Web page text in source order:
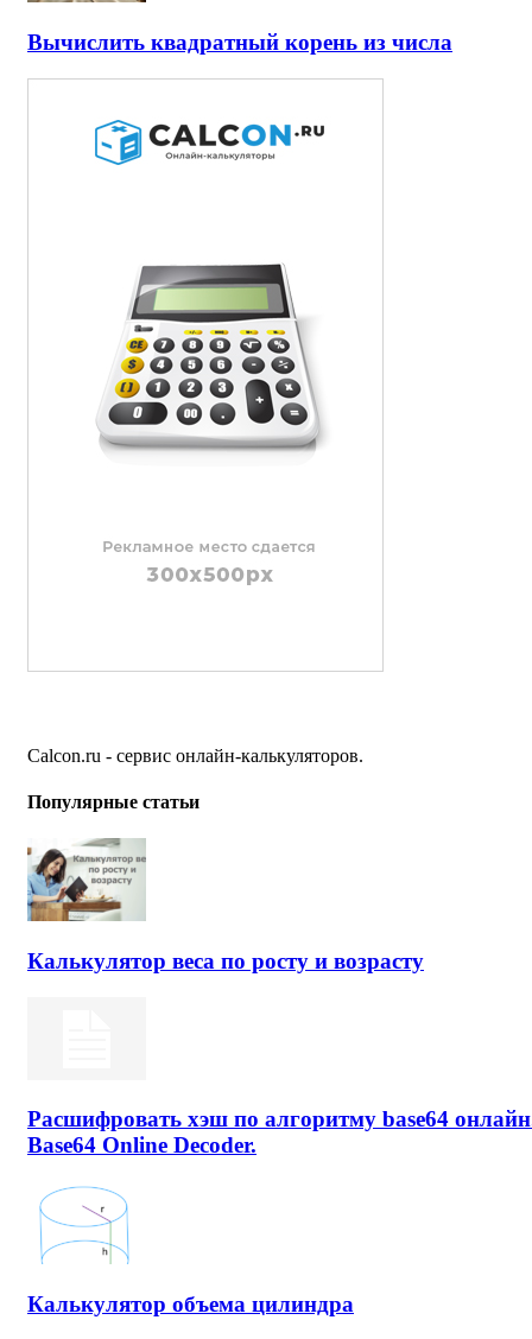
Вычислить квадратный корень из числа
Calcon.ru - сервис онлайн-калькуляторов.
Популярные статьи
Калькулятор веса по росту и возрасту
Расшифровать хэш по алгоритму base64
Base64 Online Decoder.
Калькулятор объема цилиндра